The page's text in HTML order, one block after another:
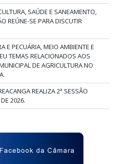
SAÚDE E SANEAMENTO,
REÚNE-SE PARA DISCUTIR
E PECUÁRIA, MEIO AMBIENTE E
TEMAS RELACIONADOS AOS
DE AGRICULTURA NO
REALIZA 2ª SESSÃO
2026.